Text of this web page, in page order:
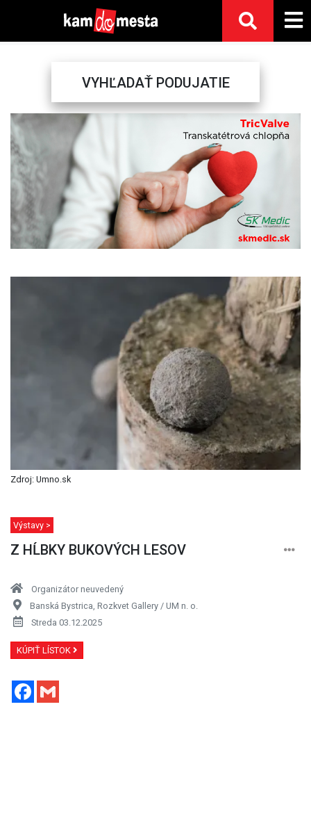
VYHĽADAŤ PODUJATIE
Previous
Zdroj: Umno.sk
Výstavy >
Z HĹBKY BUKOVÝCH LESOV
Organizátor neuvedený
Banská Bystrica, Rozkvet Gallery / UM n. o.
Streda 03.12.2025
KÚPIŤ LÍSTOK
Facebook